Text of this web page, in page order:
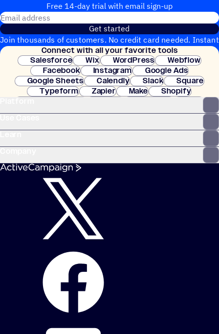
Free 14-day trial with email sign-up
Get started
Join thousands of customers. No credit card needed. Instant
setup.
Connect with all your favorite tools
Salesforce
Wix WordPress
Webflow
Facebook
Instagram
Google Ads
Google Sheets
Calendly Slack
Square
Typeform
Zapier Make
Shopify
Clay